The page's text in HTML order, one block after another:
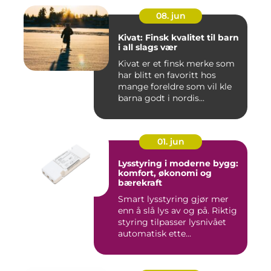
08. jun
Kivat: Finsk kvalitet til barn
i all slags vær
Kivat er et finsk merke som
har blitt en favoritt hos
mange foreldre som vil kle
barna godt i nordis...
01. jun
Lysstyring i moderne bygg:
komfort, økonomi og
bærekraft
Smart lysstyring gjør mer
enn å slå lys av og på. Riktig
styring tilpasser lysnivået
automatisk ette...